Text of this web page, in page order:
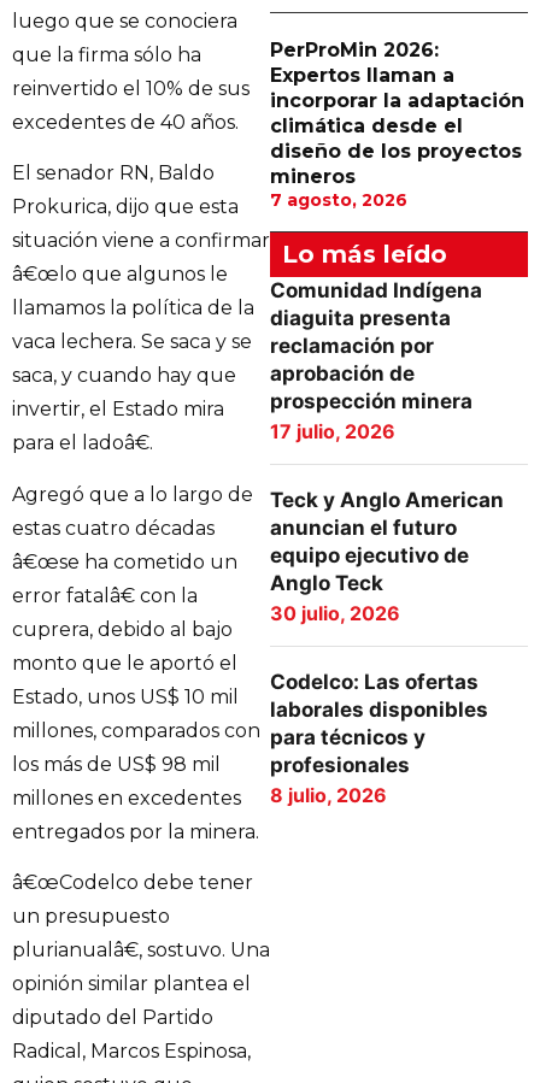
luego que se conociera
que la firma sólo ha
reinvertido el 10% de sus
excedentes de 40 años.
El senador RN, Baldo
Prokurica, dijo que esta
situación viene a confirmar
â€œlo que algunos le
llamamos la política de la
vaca lechera. Se saca y se
saca, y cuando hay que
invertir, el Estado mira
para el ladoâ€.
Agregó que a lo largo de
estas cuatro décadas
â€œse ha cometido un
error fatalâ€ con la
cuprera, debido al bajo
monto que le aportó el
Estado, unos US$ 10 mil
millones, comparados con
los más de US$ 98 mil
millones en excedentes
entregados por la minera.
â€œCodelco debe tener
un presupuesto
plurianualâ€, sostuvo. Una
opinión similar plantea el
diputado del Partido
Radical, Marcos Espinosa,
PerProMin 2026:
Expertos llaman a
incorporar la adaptación
climática desde el
diseño de los proyectos
mineros
7 agosto, 2026
Lo más leído
Comunidad Indígena
diaguita presenta
reclamación por
aprobación de
prospección minera
17 julio, 2026
Teck y Anglo American
anuncian el futuro
equipo ejecutivo de
Anglo Teck
30 julio, 2026
Codelco: Las ofertas
laborales disponibles
para técnicos y
profesionales
8 julio, 2026